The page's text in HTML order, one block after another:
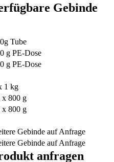
Gebinde
Tube
g PE-Dose
g PE-Dose
1 kg
x 800 g
x 800 g
Gebinde auf Anfrage
Gebinde auf Anfrage
anfragen